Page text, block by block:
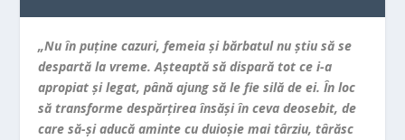
„Nu în puţine cazuri, femeia şi bărbatul nu ştiu să se
despartă la vreme. Aşteaptă să dispară tot ce i-a
apropiat şi legat, până ajung să le fie silă de ei. În loc
să transforme despărţirea însăşi în ceva deosebit, de
care să-şi aducă aminte cu duioşie mai târziu, târăsc